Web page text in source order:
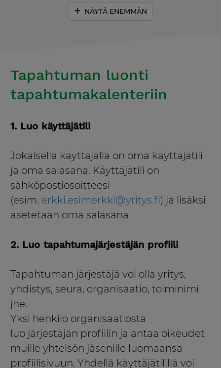
NÄYTÄ ENEMMÄN
Tapahtuman luonti
tapahtumakalenteriin
1. Luo käyttäjätili
Jokaisella käyttäjällä on oma käyttäjätili
ja oma salasana. Käyttäjätili on
sähköpostiosoitteesi
(esim. erkki.esimerkki@yritys.fi) ja lisäksi
asetetaan oma salasana
2. Luo tapahtumajärjestäjän profiili
Tapahtuman järjestäjä voi olla yritys,
yhdistys, seura, organisaatio, toiminimi
jne.
Yksi henkilö organisaatiosta
luo järjestäjän profiilin ja antaa oikeudet
muille yhteisön jäsenille luomaansa
profiilisivuun. Yhdellä käyttäjätilillä voi